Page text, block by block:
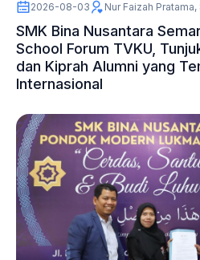
2026-08-03 Nur Faizah Pratama,
SMK Bina Nusantara
School Forum TVKU,
dan Kiprah Alumni yang
Internasional